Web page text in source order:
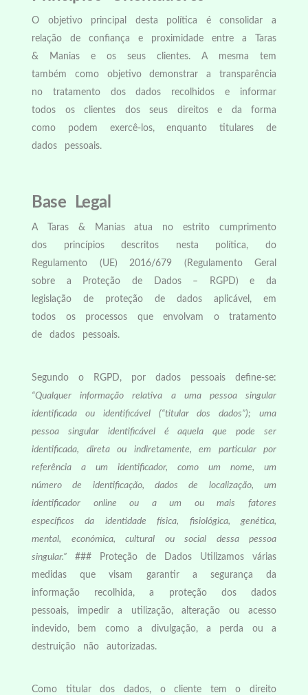
O objetivo principal desta política é consolidar a
relação de confiança e proximidade entre a Taras
& Manias e os seus clientes. A mesma tem
também como objetivo demonstrar a transparência
no tratamento dos dados recolhidos e informar
todos os clientes dos seus direitos e da forma
como podem exercê-los, enquanto titulares de
dados pessoais.
Base Legal
A Taras & Manias atua no estrito cumprimento
dos princípios descritos nesta política, do
Regulamento (UE) 2016/679 (Regulamento Geral
sobre a Proteção de Dados – RGPD) e da
legislação de proteção de dados aplicável, em
todos os processos que envolvam o tratamento
de dados pessoais.
Segundo o RGPD, por dados pessoais define-se:
“Qualquer informação relativa a uma pessoa singular
identificada ou identificável (“titular dos dados”);uma
pessoa singular identificável é aquela que pode ser
identificada, direta ou indiretamente, em particular por
referência a um identificador, como um nome, um
número de identificação, dados de localização, um
identificador online ou a um ou mais fatores
específicos da identidade física, fisiológica, genética,
mental, económica, cultural ou social dessa pessoa
singular.” ### Proteção de Dados Utilizamos várias
medidas que visam garantir a segurança da
informação recolhida, a proteção dos dados
pessoais, impedir a utilização, alteração ou acesso
indevido, bem como a divulgação, a perda ou a
destruição não autorizadas.
Como titular dos dados, o cliente tem o direito